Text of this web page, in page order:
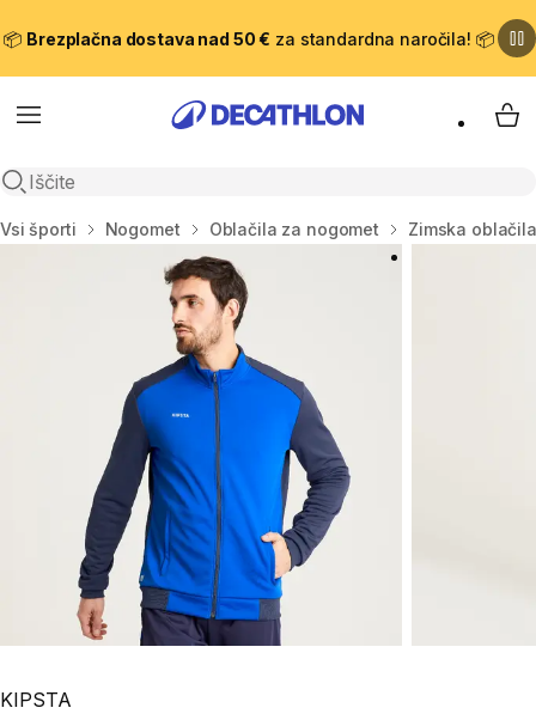
📦 Brezplačna dostava nad 50 € za standardna naročila! 📦
Meni
Odpri iskanje
Domov
Vsi športi Nogomet Oblačila za nogomet Zimska
KIPSTA